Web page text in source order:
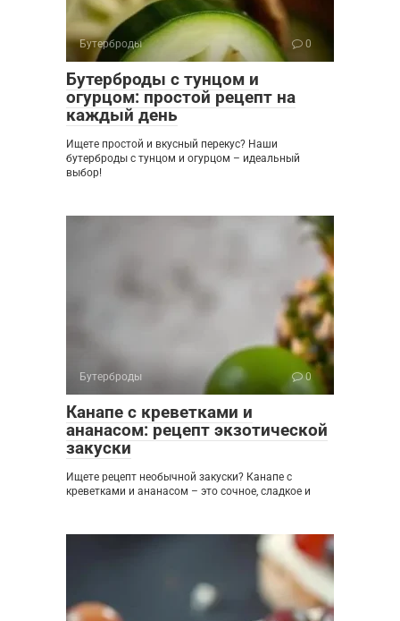
Бутерброды 0
Бутерброды с тунцом и
огурцом: простой рецепт на
каждый день
Ищете простой и вкусный перекус? Наши
бутерброды с тунцом и огурцом – идеальный
выбор!
Бутерброды 0
Канапе с креветками и
ананасом: рецепт экзотической
закуски
Ищете рецепт необычной закуски? Канапе с
креветками и ананасом – это сочное, сладкое и